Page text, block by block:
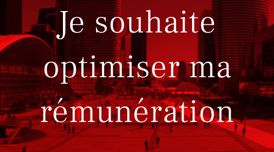
Je souhaite
optimiser ma
rémunération